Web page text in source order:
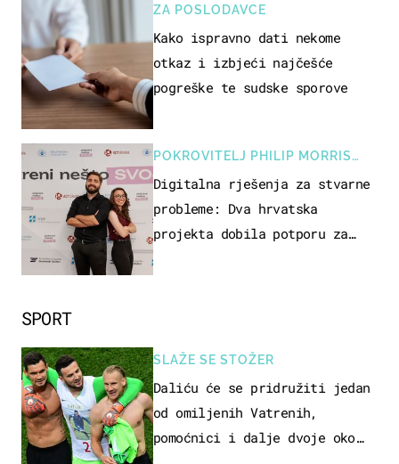
SPORT
SLAŽE SE STOŽER
Daliću će se pridružiti jedan
od omiljenih Vatrenih,
pomoćnici i dalje dvoje oko
ZA POSLODAVCE
Kako ispravno dati nekome
otkaz i izbjeći najčešće
pogreške te sudske sporove
POKROVITELJ PHILIP MORRIS
ZAGREB
Digitalna rješenja za stvarne
probleme: Dva hrvatska
projekta dobila potporu za